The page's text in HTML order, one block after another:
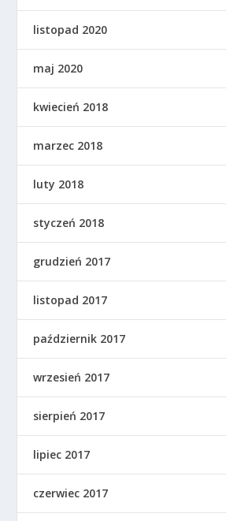
listopad 2020
maj 2020
kwiecień 2018
marzec 2018
luty 2018
styczeń 2018
grudzień 2017
listopad 2017
październik 2017
wrzesień 2017
sierpień 2017
lipiec 2017
czerwiec 2017